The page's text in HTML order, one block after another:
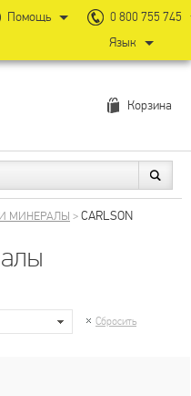
Корзина
МИНЕРАЛЫ >CARLSON
Сбросить
Помощь
0 800 755 745
Язык